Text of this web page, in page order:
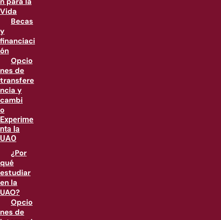
Vida
Becas
y
financiaci
ón
Opcio
nes de
transfere
ncia y
cambi
o
Experime
nta la
UAO
¿Por
qué
estudiar
en la
UAO?
Opcio
nes de